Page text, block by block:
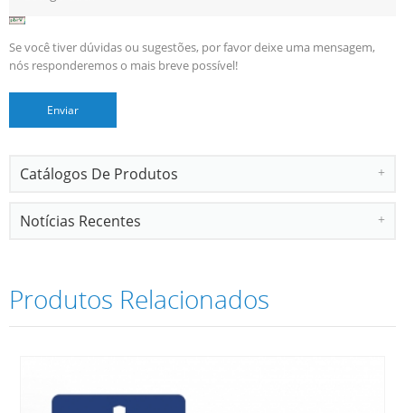
Se você tiver dúvidas ou sugestões, por favor deixe uma mensagem,
nós responderemos o mais breve possível!
Catálogos De Produtos
Notícias Recentes
Produtos Relacionados